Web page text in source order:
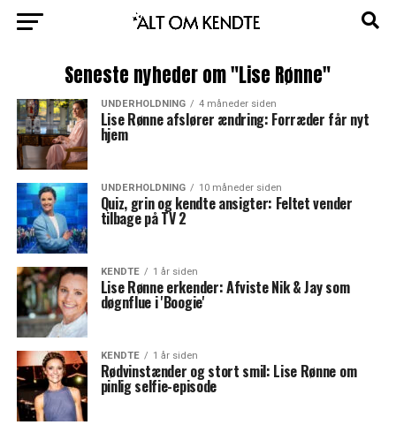
Seneste nyheder om "Lise Rønne"
UNDERHOLDNING 4 måneder siden
Lise Rønne afslører ændring: Forræder får nyt
hjem
UNDERHOLDNING 10 måneder siden
Quiz, grin og kendte ansigter: Feltet vender
tilbage på TV 2
KENDTE 1 år siden
Lise Rønne erkender: Afviste Nik & Jay som
døgnflue i 'Boogie'
KENDTE 1 år siden
Rødvinstænder og stort smil: Lise Rønne om
pinlig selfie-episode